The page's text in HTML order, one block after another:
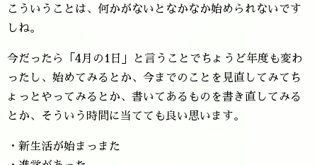
こういうことは、何かがないとなかなか始められないです
しね。
今だったら「4月の1日」と言うことでちょうど年度も変わ
ったし、始めてみるとか、今までのことを見直してみてち
ょっとやってみるとか、書いてあるものを書き直してみる
とか、そういう時間に当てても良い思います。
・新生活が始まっまた